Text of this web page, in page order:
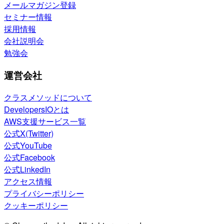
メールマガジン登録
セミナー情報
採用情報
会社説明会
勉強会
運営会社
クラスメソッドについて
DevelopersIOとは
AWS支援サービス一覧
公式X(Twitter)
公式YouTube
公式Facebook
公式LinkedIn
アクセス情報
プライバシーポリシー
クッキーポリシー